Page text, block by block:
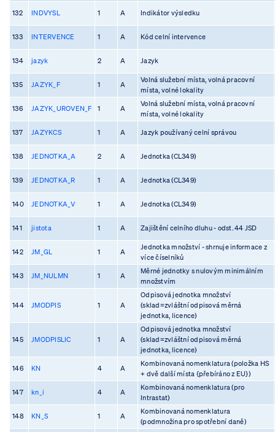
132 INDVYSL 1 A Indikátor výsledku
133 INTERVENCE 1 A Kód celní intervence
134 jazyk 2 A Jazyk
135 JAZYK_F 1 A
Volná služební místa, volná pracovní
místa, volné lokality
136 JAZYK_UROVEN_F 1 A
Volná služební místa, volná pracovní
místa, volné lokality
137 JAZYKCS 1 A Jazyk používaný celní správou
138 JEDNOTKA_A 2 A Jednotka (CL349)
139 JEDNOTKA_R 1 A Jednotka (CL349)
140 JEDNOTKA_V 1 A Jednotka (CL349)
141 jistota 1 A Zajištění celního dluhu - odst. 44 JSD
142 JM_GL 1 A
Jednotka množství - shrnuje informace z
více číselníků
143 JM_NULMN 1 A
Měrné jednotky s nulovým minimálním
množstvím
144 JMODPIS 1 A
Odpisová jednotka množství
(sklad=zvláštní odpisová měrná
jednotka, licence)
145 JMODPISLIC 1 A
Odpisová jednotka množství
(sklad=zvláštní odpisová měrná
jednotka, licence)
146 KN 4 A
Kombinovaná nomenklatura (položka HS
+ dvě další místa {přebíráno z EU})
147 kn_i 4 A
Kombinovaná nomenklatura (pro
Intrastat)
148 KN_S 1 A
Kombinovaná nomenklatura
(podmnožina pro spotřební daně)